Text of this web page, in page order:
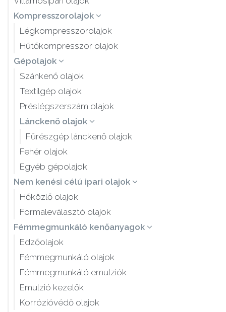
Kompresszorolajok
Légkompresszorolajok
Hűtőkompresszor olajok
Gépolajok
Szánkenő olajok
Textilgép olajok
Préslégszerszám olajok
Lánckenő olajok
Fűrészgép lánckenő olajok
Fehér olajok
Egyéb gépolajok
Nem kenési célú ipari olajok
Hőközlő olajok
Formaleválasztó olajok
Fémmegmunkáló kenőanyagok
Edzőolajok
Fémmegmunkáló olajok
Fémmegmunkáló emulziók
Emulzió kezelők
Korrózióvédő olajok